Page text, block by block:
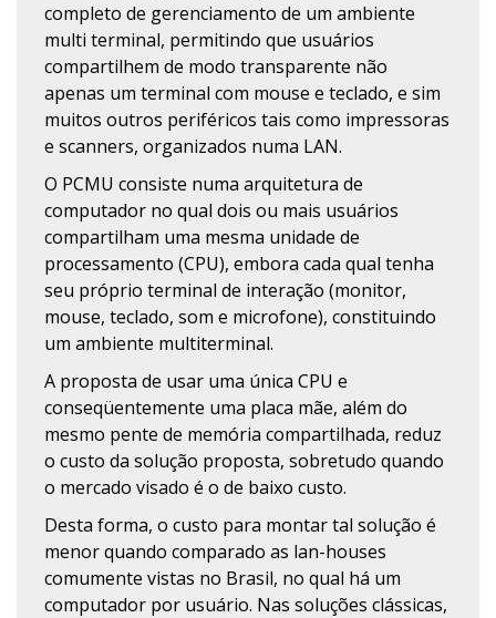
completo de gerenciamento de um ambiente
multi terminal, permitindo que usuários
compartilhem de modo transparente não
apenas um terminal com mouse e teclado, e sim
muitos outros periféricos tais como impressoras
e scanners, organizados numa LAN.
O PCMU consiste numa arquitetura de
computador no qual dois ou mais usuários
compartilham uma mesma unidade de
processamento (CPU), embora cada qual tenha
seu próprio terminal de interação (monitor,
mouse, teclado, som e microfone), constituindo
um ambiente multiterminal.
A proposta de usar uma única CPU e
conseqüentemente uma placa mãe, além do
mesmo pente de memória compartilhada, reduz
o custo da solução proposta, sobretudo quando
o mercado visado é o de baixo custo.
Desta forma, o custo para montar tal solução é
menor quando comparado as lan-houses
comumente vistas no Brasil, no qual há um
computador por usuário. Nas soluções clássicas,